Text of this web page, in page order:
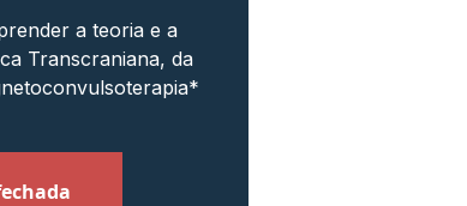
a teoria e a
Transcraniana, da